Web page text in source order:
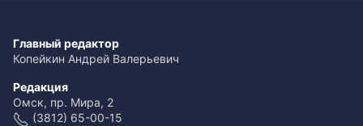
Главный редактор
Копейкин Андрей Валерьевич
Редакция
Омск, пр. Мира, 2
(3812) 65-00-15